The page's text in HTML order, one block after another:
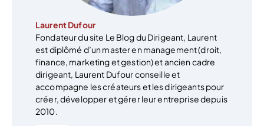
Laurent Dufour
Fondateur du site Le Blog du Dirigeant, Laurent
est diplômé d’un master en management (droit,
finance, marketing et gestion) et ancien cadre
dirigeant, Laurent Dufour conseille et
accompagne les créateurs et les dirigeants pour
créer, développer et gérer leur entreprise depuis
2010.